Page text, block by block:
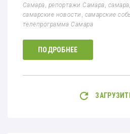
Самара, репортажи Самара, самара
самарские новости , самарские
телепрограмма Самара
ПОДРОБНЕЕ